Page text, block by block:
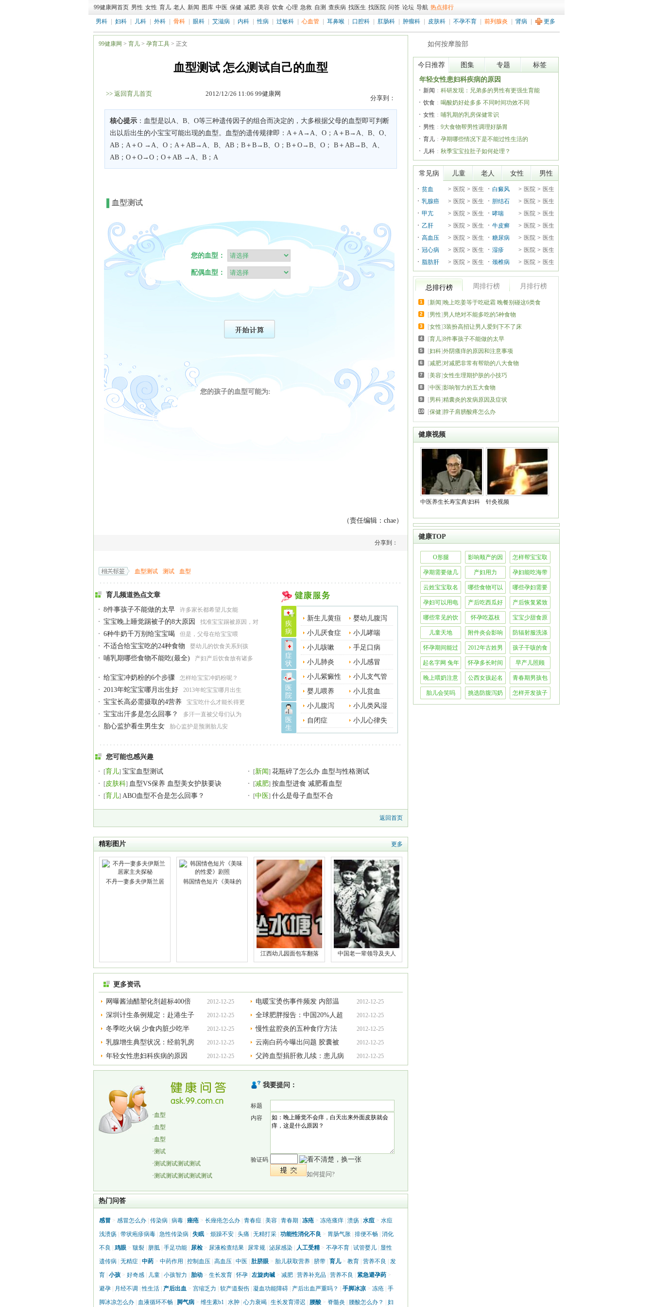
99健康网首页 男性 女性 育儿 老人 新闻 图库 中医 保健 减肥 美容 饮食 心理 急救 自测 查疾病 找医生 找医院 问答 论坛 导航 热点排行
男科 妇科 儿科 外科 骨科 眼科 艾滋病 内科 性病 过敏科 心血管 耳鼻喉 口腔科 肛肠科 肿瘤科 皮肤科 不孕不育 前列腺炎 肾病 更多
99健康网 > 育儿 > 孕育工具 > 正文
血型测试 怎么测试自己的血型
2012/12/26 11:06 99健康网
>> 返回育儿首页
分享到：
核心提示 ：血型是以A、B、O等三种遗传因子的组合而决定的，大多根据父母的血型即可判断
出以后出生的小宝宝可能出现的血型。血型的遗传规律即：A＋A→A、O；A＋B→A、B、O、
AB；A＋O →A、O；A＋AB→A、B、AB；B＋B→B、O；B＋O→B、O； B＋AB→B、A、
AB；O＋O→O；O＋AB →A、B；A
（责任编辑：chae）
分享到：
血型测试 测试 血型
育儿频道热点文章
8件事孩子不能做的太早
许多家长都希望儿女能
宝宝晚上睡觉踢被子的8大原因 找准宝宝踢被原因，对
6种牛奶千万别给宝宝喝 但是，父母在给宝宝喂
不适合给宝宝吃的24种食物 婴幼儿的饮食关系到孩
哺乳期哪些食物不能吃(最全) 产妇产后饮食放有诸多
给宝宝冲奶粉的6个步骤 怎样给宝宝冲奶粉呢？
2013年蛇宝宝哪月出生好 2013年蛇宝宝哪月出生
宝宝长高必需摄取的4营养 宝宝吃什么才能长得更
宝宝出汗多是怎么回事？ 多汗一直被父母们认为
胎心监护看生男生女 胎心监护是预测胎儿安
疾
病
症
状
医
院
医
生
新生儿黄疸
婴幼儿腹泻
小儿厌食症
小儿哮喘
小儿咳嗽
手足口病
小儿肺炎
小儿感冒
小儿紫癜性
肾炎
小儿支气管
炎
婴儿喂养
小儿贫血
小儿腹泻
小儿类风湿
病
自闭症
小儿心律失
常
您可能也感兴趣
[育儿] 宝宝血型测试 [新闻] 花瓶碎了怎么办 血型与性格测试
[皮肤科] 血型VS保养 血型美女护肤要诀 [减肥] 按血型进食 减肥看血型
[育儿] ABO血型不合是怎么回事？ [中医] 什么是母子血型不合
返回首页
更多
精彩图片
不丹一妻多夫伊斯兰居 韩国情色短片《美味的
江西幼儿园面包车翻落 中国老一辈领导及夫人
更多资讯
2012-12-25
网曝酱油醋塑化剂超标400倍
专家：视
2012-12-25
电暖宝烫伤事件频发 内部温
度过高隐患
2012-12-25
深圳计生条例规定：赴港生子
算超生
2012-12-25
全球肥胖报告：中国20%人超
重
2012-12-25
冬季吃火锅 少食内脏少吃半
熟食
2012-12-25
慢性盆腔炎的五种食疗方法
2012-12-25
乳腺增生典型状况：经前乳房
胀痛
2012-12-25
云南白药今曝出问题 胶囊被
查水分项不
2012-12-25
年轻女性患妇科疾病的原因 2012-12-25
父跨血型捐肝救儿续：患儿病
情基本稳
·血型
·血型
·血型
·测试
·测试测试测试测试
·测试测试测试测试测试
我要提问：
标题
内容
验证码
如何提问?
热门问答
感冒 > 感冒怎么办 传染病 病毒 痤疮 > 长痤疮怎么办 青春痘 美容 青春期 冻疮 > 冻疮瘙痒 溃疡 水痘 > 水痘
浅溃疡
带状疱疹病毒 急性传染病 失眠> 烦躁不安 头痛 无精打采 功能性消化不良 > 胃肠气胀 排便不畅 消化
不良
鸡眼 > 皲裂 胼胝 手足功能 尿检> 尿液检查结果 尿常规 泌尿感染 人工受精> 不孕不育 试管婴儿
显性
遗传病 无精症 中药 > 中药作用 控制血压 高血压 中医 肚脐眼 > 胎儿获取营养 脐带 育儿> 教育 营养不良
发
育 小孩 > 好奇感 儿童 小孩智力 胎动 > 生长发育 |怀孕 左旋肉碱 > 减肥 营养补充品 营养不良 紧急避孕药 >
避孕
月经不调 |性生活 产后出血 > 宫缩乏力 软产道裂伤 凝血功能障碍 产后出血严重吗？ 手脚冰凉 > 冻疮 手
脚冰凉怎么办
血液循环不畅 脚气病 > 维生素b1 水肿 心力衰竭 生长发育滞迟 腰酸 > 脊髓炎 腰酸怎么办？ 妇
今日推荐 图集 专题
标签
年轻女性患妇科疾病的原因
新闻 ： 科研发现：兄弟多的男性有更强生育能
饮食 ： 喝酸奶好处多多 不同时间功效不同
女性 ： 哺乳期的乳房保健常识
男性 ： 9大食物帮男性调理好肠胃
育儿 ： 孕期哪些情况下是不能过性生活的
儿科 ： 秋季宝宝拉肚子如何处理？
常见病 儿童 老人 女性 男性
贫血 > 医院 > 医生 白癜风 > 医院 > 医生
乳腺癌
> 医院 > 医生 胆结石 > 医院 > 医生
甲亢
> 医院 > 医生 哮喘 > 医院 > 医生
乙肝
> 医院 > 医生 牛皮癣 > 医院 > 医生
高血压
> 医院 > 医生 糖尿病 > 医院 > 医生
冠心病
> 医院 > 医生 湿疹 > 医院 > 医生
脂肪肝
> 医院 > 医生 颈椎病 > 医院 > 医生
总排行榜 周排行榜 月排行榜
1 [新闻 ]晚上吃姜等于吃砒霜 晚餐别碰这6类食
2 [男性] 男人绝对不能多吃的5种食物
3 [女性]3装扮高招让男人爱到下不了床
4 [育儿]8件事孩子不能做的太早
5 [妇科]外阴瘙痒的原因和注意事项
6 [减肥]对减肥非常有帮助的八大食物
7 [美容]女性生理期护肤的小技巧
8 [中医]影响智力的五大食物
9 [男科]精囊炎的发病原因及症状
10 [保健] 脖子肩膀酸疼怎么办
健康视频
中医养生长寿宝典\妇科
针灸视频
健康TOP
O形腿
影响顺产的因
素
怎样帮宝宝取
名字
孕期需要做几
次b超
产妇用力 孕妇能吃海带
云姓宝宝取名
大全
哪些食物可以
防辐射
哪些孕妇需要
警惕糖尿病
孕妇可以用电
吹风吗
产后吃西瓜好
不好
产后恢复紧致
肌肤的方法
哪些常见的饮
食搭配是错误
的
怀孕吃荔枝
宝宝少甜食原
因
儿童天地
附件炎会影响
怀孕吗
防辐射服洗涤
方法
怀孕期间能过
性生活么
2012年古姓男
孩女孩取名
孩子干咳的食
疗方法
起名字网 兔年
怀孕多长时间
会害喜
早产儿照顾
晚上喂奶注意
事项
公西女孩起名
青春期男孩包
皮过长怎么处
理
胎儿会笑吗
挑选防腹泻奶
粉
怎样开发孩子
的数理逻辑智